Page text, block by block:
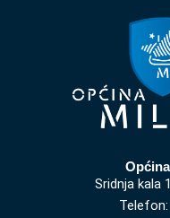
Sridnja kala